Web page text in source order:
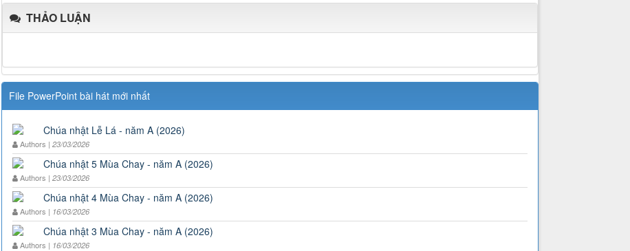
THẢO LUẬN
File PowerPoint bài hát mới nhất
Chúa nhật Lễ Lá - năm A (2026)
Authors | 23/03/2026
Chúa nhật 5 Mùa Chay - năm A (2026)
Authors | 23/03/2026
Chúa nhật 4 Mùa Chay - năm A (2026)
Authors | 16/03/2026
Chúa nhật 3 Mùa Chay - năm A (2026)
Authors | 16/03/2026